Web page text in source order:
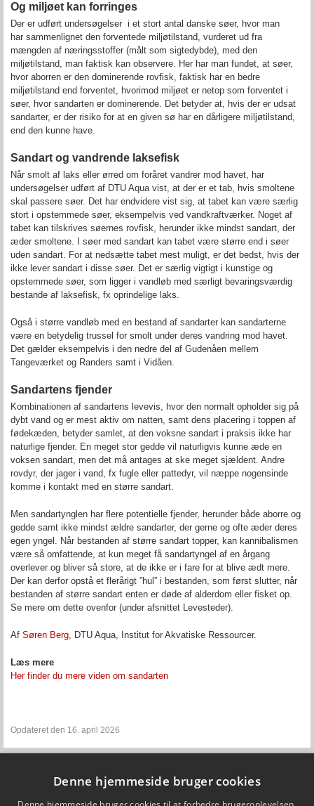
Og miljøet kan forringes
Der er udført undersøgelser i et stort antal danske søer, hvor man
har sammenlignet den forventede miljøtilstand, vurderet ud fra
mængden af næringsstoffer (målt som sigtedybde), med den
miljøtilstand, man faktisk kan observere. Her har man fundet, at søer,
hvor aborren er den dominerende rovfisk, faktisk har en bedre
miljøtilstand end forventet, hvorimod miljøet er netop som forventet i
søer, hvor sandarten er dominerende. Det betyder at, hvis der er udsat
sandarter, er der risiko for at en given sø har en dårligere miljøtilstand,
end den kunne have.
Sandart og vandrende laksefisk
Når smolt af laks eller ørred om foråret vandrer mod havet, har
undersøgelser udført af DTU Aqua vist, at der er et tab, hvis smoltene
skal passere søer. Det har endvidere vist sig, at tabet kan være særlig
stort i opstemmede søer, eksempelvis ved vandkraftværker. Noget af
tabet kan tilskrives søernes rovfisk, herunder ikke mindst sandart, der
æder smoltene. I søer med sandart kan tabet være større end i søer
uden sandart. For at nedsætte tabet mest muligt, er det bedst, hvis der
ikke lever sandart i disse søer. Det er særlig vigtigt i kunstige og
opstemmede søer, som ligger i vandløb med særligt bevaringsværdig
bestande af laksefisk, fx oprindelige laks.
Også i større vandløb med en bestand af sandarter kan sandarterne
være en betydelig trussel for smolt under deres vandring mod havet.
Det gælder eksempelvis i den nedre del af Gudenåen mellem
Tangeværket og Randers samt i Vidåen.
Sandartens fjender
Kombinationen af sandartens levevis, hvor den normalt opholder sig på
dybt vand og er mest aktiv om natten, samt dens placering i toppen af
fødekæden, betyder samlet, at den voksne sandart i praksis ikke har
naturlige fjender. En meget stor gedde vil naturligvis kunne æde en
voksen sandart, men det må antages at ske meget sjældent. Andre
rovdyr, der jager i vand, fx fugle eller pattedyr, vil næppe nogensinde
komme i kontakt med en større sandart.
Men sandartynglen har flere potentielle fjender, herunder både aborre og
gedde samt ikke mindst ældre sandarter, der gerne og ofte æder deres
egen yngel. Når bestanden af større sandart topper, kan kannibalismen
være så omfattende, at kun meget få sandartyngel af en årgang
overlever og bliver så store, at de ikke er i fare for at blive ædt mere.
Der kan derfor opstå et flerårigt ”hul” i bestanden, som først slutter, når
bestanden af større sandart enten er døde af alderdom eller fisket op.
Se mere om dette ovenfor (under afsnittet Levesteder).
Af Søren Berg, DTU Aqua, Institut for Akvatiske Ressourcer.
Læs mere
Her finder du mere viden om sandarten
Opdateret den 16. april 2026
DTU Aqua - Institut for Akvatiske Ressourcer
Denne hjemmeside bruger cookies